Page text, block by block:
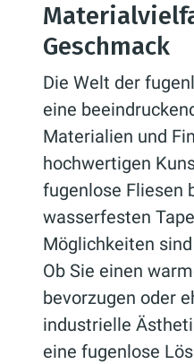
Geschmack
Die Welt der
eine
Materialien und
hochwertigen
fugenlose Fliesen
wasserfesten
Möglichkeiten
Ob Sie einen
bevorzugen oder
industrielle
eine fugenlose